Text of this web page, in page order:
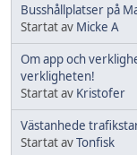
Busshållplatser på
Startat av Micke A
Om app och
verkligheten!
Startat av Kristofer
Västanhede
Startat avTonfisk